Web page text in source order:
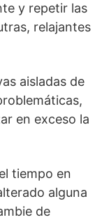
y repetir las
relajantes
aisladas de
en exceso la
tiempo en
alguna
de